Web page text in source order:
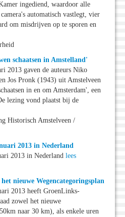
ingediend, waardoor alle
automatisch vastlegt, vier
om misdrijven op te sporen en
schaatsen in Amstelland'
2013 gaven de auteurs Niko
Jos Pronk (1943) uit Amstelveen
in en om Amsterdam', een
lezing vond plaatst bij de
Historisch Amstelveen /
2013 in Nederland
2013 in Nederland lees
nieuwe Wegencategoringsplan
2013 heeft GroenLinks-
zowel het nieuwe
naar 30 km), als enkele uren